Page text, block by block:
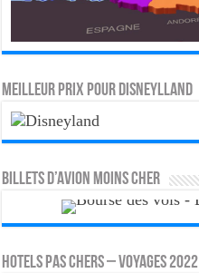
MEILLEUR PRIX POUR DISNEYLLAND
Billets d’avion moins cher
HOTELS PAS CHERS – VOYAGES 2022